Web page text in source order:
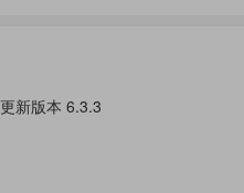
新版本 6.3.3